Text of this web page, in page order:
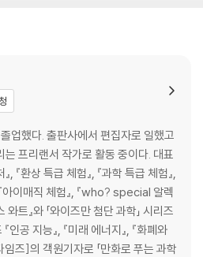
변화
’
업했다. 출판사에서 편집자로 일했고
프리랜서 작가로 활동 중이다. 대표
, 『환상 특급 체험』, 『과학 특급 체험』,
아이매직 체험』, 『who? special 알렉
트』와 「와이즈만 첨단 과학」 시리즈
인공 지능』, 『미래 에너지』, 『화폐와
즈]의 객원기자로 「만화로 푸는 과학